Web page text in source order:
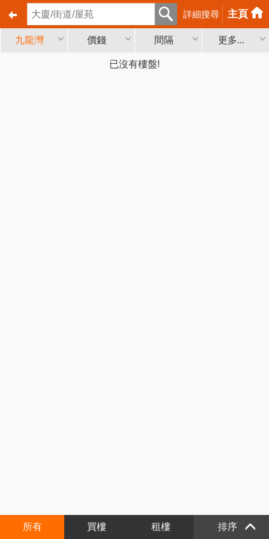
詳細搜尋 主頁
九龍灣 價錢 間隔 更多...
已沒有樓盤!
所有 買樓 租樓 排序